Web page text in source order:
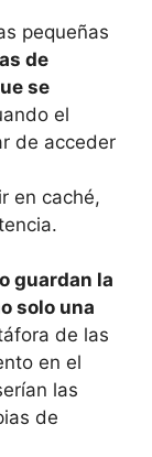
pequeñas
de
se
el
de acceder
en caché,
guardan la
solo una
de las
en el
las
de